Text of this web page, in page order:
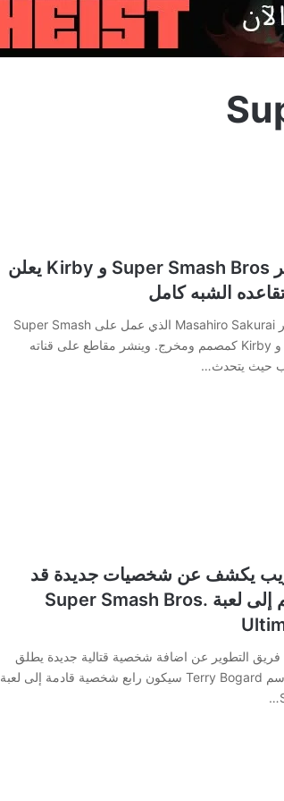
مبتكر Super Smash Bros و Kirby يعلن
الشبه كامل
المبتكر Masahiro Sakurai الذي عمل على Super Smash
Bros. و Kirby كمصمم ومخرج. وينشر مقاطع على قناته
حيث يتحدث…
يكشف عن شخصيات جديدة قد
تنضم إلى لعبة Super Smash Bros.
التطوير عن اضافة شخصية قتالية جديدة يطلق
عليه اسم Terry Bogard سيكون رابع شخصية قادمة إلى لعبة